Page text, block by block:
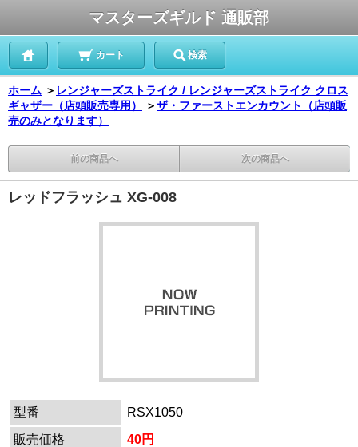
マスターズギルド 通販部
カート 検索
ホーム ＞ レンジャーズストライク / レンジャーズストライク クロス
ギャザー（店頭販売専用）
＞ザ・ファーストエンカウント（店頭販
売のみとなります）
前の商品へ 次の商品へ
レッドフラッシュ XG-008
型番
RSX1050
販売価格
40円